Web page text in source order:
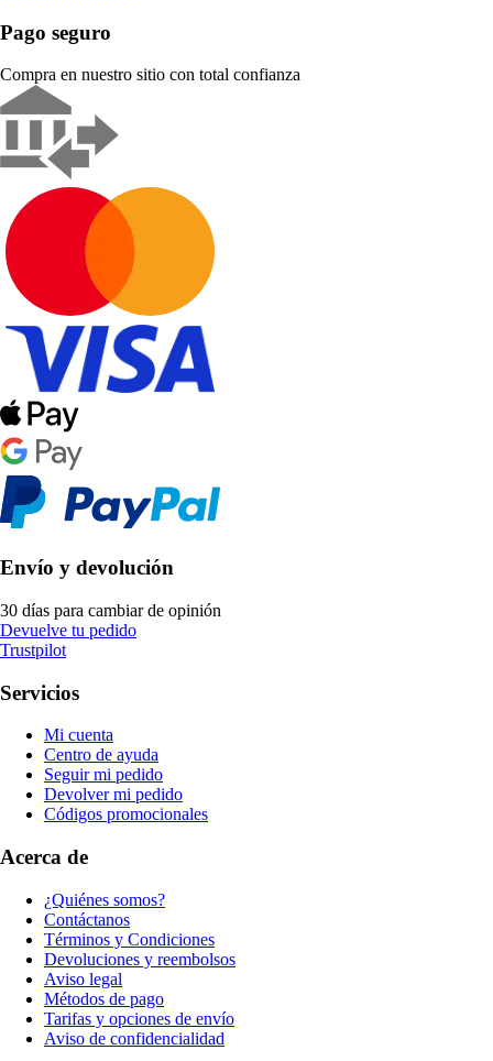
Pago seguro
Compra en nuestro sitio con total confianza
Envío y devolución
30 días para cambiar de opinión
Devuelve tu pedido
Trustpilot
Servicios
Mi cuenta
Centro de ayuda
Seguir mi pedido
Devolver mi pedido
Códigos promocionales
Acerca de
¿Quiénes somos?
Contáctanos
Términos y Condiciones
Devoluciones y reembolsos
Aviso legal
Métodos de pago
Tarifas y opciones de envío
Aviso de confidencialidad